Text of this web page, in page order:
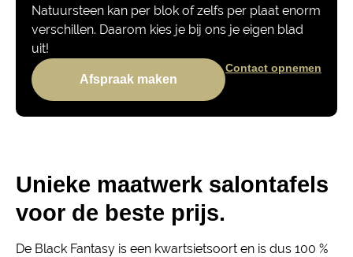
Natuursteen kan per blok of zelfs per plaat enorm
verschillen. Daarom kies je bij ons je eigen blad
uit!
Afspraak maken
Contact opnemen
Unieke maatwerk salontafels
voor de beste prijs.
De Black Fantasy is een kwartsietsoort en is dus 100 %